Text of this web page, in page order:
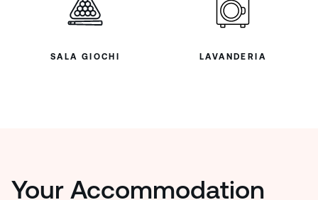
SALA GIOCHI LAVANDERIA
Your Accommodation